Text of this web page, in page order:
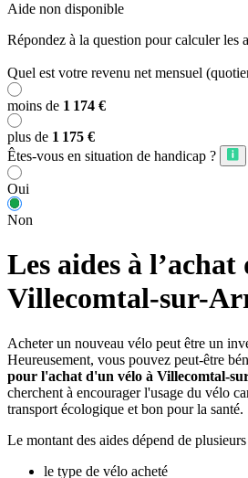
Aide non disponible
Répondez à la question pour calculer les
Quel est votre revenu net mensuel
moins de 1 174 €
plus de 1 175 €
Êtes-vous en situation de handicap ?
Oui
Non
Les aides à l’achat
Villecomtal-sur-
Acheter un nouveau vélo peut être un
Heureusement, vous pouvez peut-être
pour l'achat d'un vélo à Villecomtal-
cherchent à encourager l'usage du vélo
transport écologique et bon pour la santé.
Le montant des aides dépend de
le type de vélo acheté